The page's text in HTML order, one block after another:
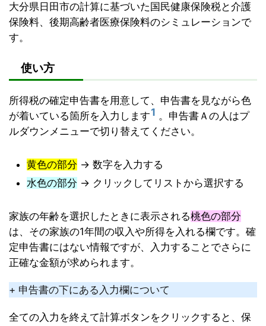
大分県日田市の計算に基づいた国民健康保険税と介護
保険料、後期高齢者医療保険料のシミュレーションで
す。
使い方
所得税の確定申告書を用意して、申告書を見ながら色
が着いている箇所を入力します1 。申告書Ａの人はプ
ルダウンメニューで切り替えてください。
黄色の部分 → 数字を入力する
水色の部分 → クリックしてリストから選択する
家族の年齢を選択したときに表示される桃色の部分
は、その家族の1年間の収入や所得を入れる欄です。確
定申告書にはない情報ですが、入力することでさらに
正確な金額が求められます。
+ 申告書の下にある入力欄について
全ての入力を終えて計算ボタンをクリックすると、保